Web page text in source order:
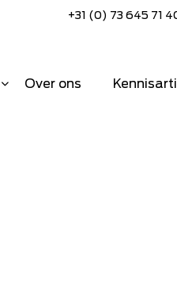
+31 (0) 73 645 71
Over ons